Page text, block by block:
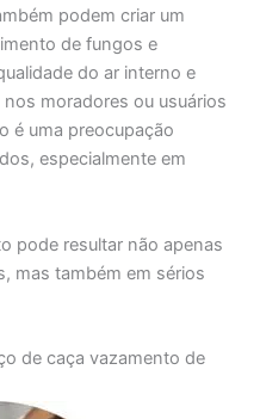
podem criar um
de fungos e
do ar interno e
moradores ou usuários
é uma preocupação
especialmente em
pode resultar não apenas
mas também em sérios
de caça vazamento de